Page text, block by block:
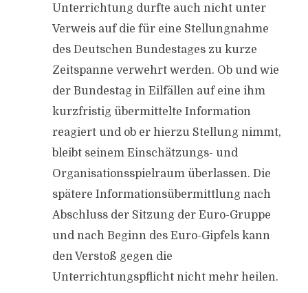
Unterrichtung durfte auch nicht unter
Verweis auf die für eine Stellungnahme
des Deutschen Bundestages zu kurze
Zeitspanne verwehrt werden. Ob und wie
der Bundestag in Eilfällen auf eine ihm
kurzfristig übermittelte Information
reagiert und ob er hierzu Stellung nimmt,
bleibt seinem Einschätzungs- und
Organisationsspielraum überlassen. Die
spätere Informationsübermittlung nach
Abschluss der Sitzung der Euro-Gruppe
und nach Beginn des Euro-Gipfels kann
den Verstoß gegen die
Unterrichtungspflicht nicht mehr heilen.